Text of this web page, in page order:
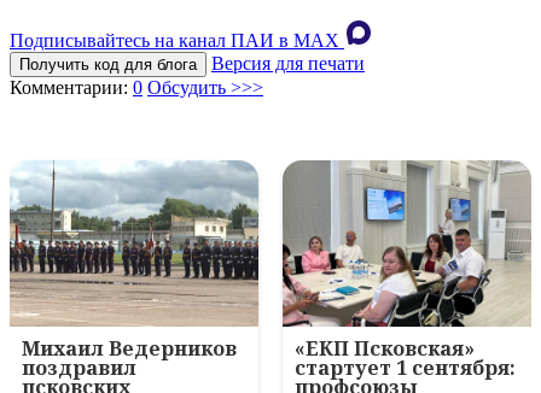
Подписывайтесь на канал ПАИ в MAХ
Получить код для блога
Версия для печати
Комментарии: 0 Обсудить >>>
Михаил Ведерников
поздравил
псковских
«ЕКП Псковская»
стартует 1 сентября:
профсоюзы